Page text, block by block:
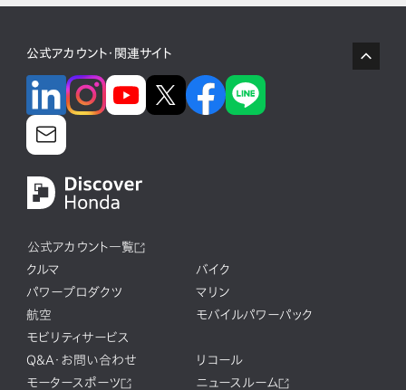
公式アカウント・関連サイト
公式アカウント一覧
クルマ
バイク
パワープロダクツ
マリン
航空
モバイルパワーパック
モビリティサービス
Q&A・お問い合わせ
リコール
モータースポーツ
ニュースルーム